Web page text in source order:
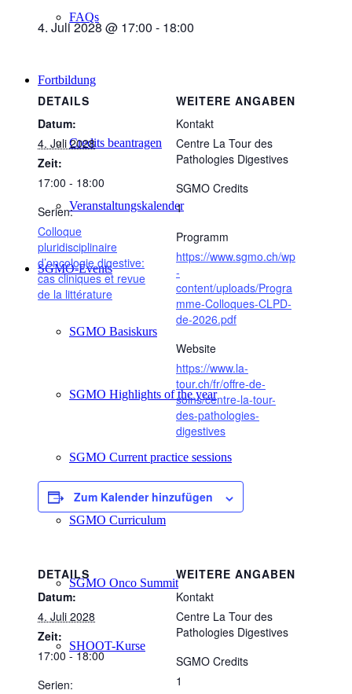
FAQs
Fortbildung
Credits beantragen
Veranstaltungskalender
SGMO-Events
SGMO Basiskurs
SGMO Highlights of the year
SGMO Current practice sessions
SGMO Curriculum
SGMO Onco Summit
SHOOT-Kurse
4. Juli 2028 @ 17:00 - 18:00
DETAILS
Datum:
4. Juli 2028
Zeit:
17:00 - 18:00
Serien:
Colloque
pluridisciplinaire
d’oncologie digestive:
cas cliniques et revue
de la littérature
WEITERE ANGABEN
Kontakt
Centre La Tour des
Pathologies Digestives
SGMO Credits
1
Programm
https://www.sgmo.ch/wp
-
content/uploads/Progra
mme-Colloques-CLPD-
de-2026.pdf
Website
https://www.la-
tour.ch/fr/offre-de-
soins/centre-la-tour-
des-pathologies-
digestives
Zum Kalender hinzufügen
DETAILS
Datum:
4. Juli 2028
Zeit:
17:00 - 18:00
Serien:
WEITERE ANGABEN
Kontakt
Centre La Tour des
Pathologies Digestives
SGMO Credits
1